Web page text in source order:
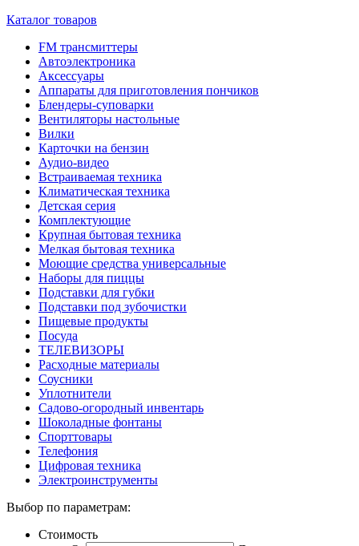
Каталог товаров
FM трансмиттеры
Автоэлектроника
Аксессуары
Аппараты для приготовления пончиков
Блендеры-суповарки
Вентиляторы настольные
Вилки
Карточки на бензин
Аудио-видео
Встраиваемая техника
Климатическая техника
Детская серия
Комплектующие
Крупная бытовая техника
Мелкая бытовая техника
Моющие средства универсальные
Наборы для пиццы
Подставки для губки
Подставки под зубочистки
Пищевые продукты
Посуда
ТЕЛЕВИЗОРЫ
Расходные материалы
Соусники
Уплотнители
Садово-огородный инвентарь
Шоколадные фонтаны
Спорттовары
Телефония
Цифровая техника
Электроинструменты
Выбор по параметрам:
Стоимость